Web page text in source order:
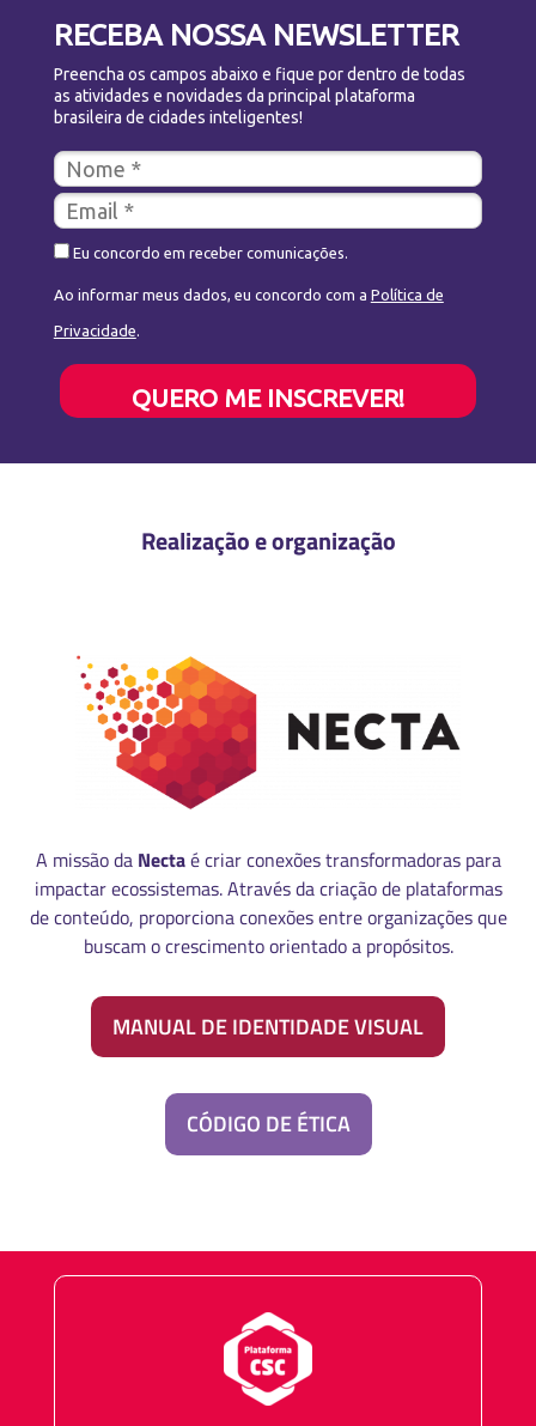
RECEBA NOSSA NEWSLETTER
Preencha os campos abaixo e fique por dentro de todas
as atividades e novidades da principal plataforma
brasileira de cidades inteligentes!
Eu concordo em receber comunicações.
Ao informar meus dados, eu concordo com a Política de
Privacidade.
QUERO ME INSCREVER!
Realização e organização
A missão da Nectaé criar conexões transformadoras para
impactar ecossistemas. Através da criação de plataformas
de conteúdo, proporciona conexões entre organizações que
buscam o crescimento orientado a propósitos.
MANUAL DE IDENTIDADE VISUAL
CÓDIGO DE ÉTICA